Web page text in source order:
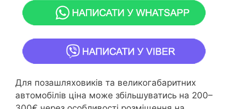
Для позашляховиків та великогабаритних
автомобілів ціна може збільшуватись на 200–